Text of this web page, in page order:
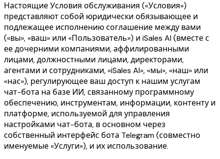
Настоящие Условия обслуживания («Условия»)
представляют собой юридически обязывающее и
подлежащее исполнению соглашение между вами
(«вы», «ваш» или «Пользователь») и iSales AI (вместе с
ее дочерними компаниями, аффилированными
лицами, должностными лицами, директорами,
агентами и сотрудниками, «iSales AI», «мы», «наш» или
«нас»), регулирующее ваш доступ к нашим услугам
чат-бота на базе ИИ, связанному программному
обеспечению, инструментам, информации, контенту и
платформе, используемой для управления
настройками чат-бота, в основном через
собственный интерфейс бота Telegram (совместно
именуемые «Услуги»), и их использование.